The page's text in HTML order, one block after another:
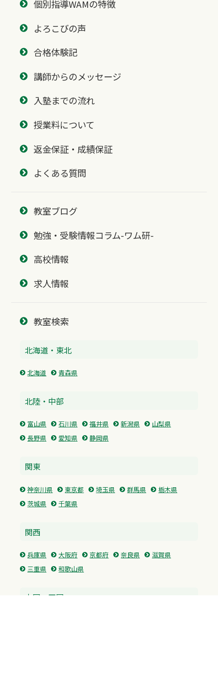
個別指導WAMの特徴
よろこびの声
合格体験記
講師からのメッセージ
入塾までの流れ
授業料について
返金保証・成績保証
よくある質問
教室ブログ
勉強・受験情報コラム-ワム研-
高校情報
求人情報
教室検索
北海道・東北
北海道 青森県
北陸・中部
富山県 石川県 福井県 新潟県
山梨県
長野県
愛知県 静岡県
関東
神奈川県 東京都 埼玉県 群馬県
栃木県
茨城県
千葉県
関西
兵庫県 大阪府 京都府 奈良県
滋賀県
三重県
和歌山県
中国・四国